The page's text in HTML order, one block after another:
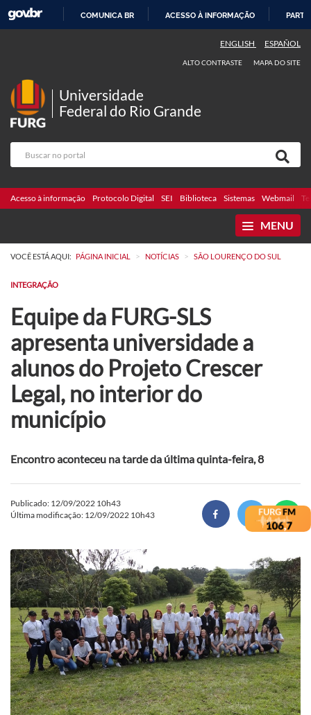
COMUNICA BR ACESSO À INFORMAÇÃO
ENGLISH ESPAÑOL
ALTO CONTRASTE MAPA DO SITE
Universidade
Federal do Rio Grande
Acesso à informação Protocolo Digital SEI Biblioteca Sistemas Webmail
MENU
VOCÊ ESTÁ AQUI: PÁGINA INICIAL > NOTÍCIAS > SÃO LOURENÇO DO SUL
INTEGRAÇÃO
Equipe da FURG-SLS
apresenta universidade a
alunos do Projeto Crescer
Legal, no interior do
município
Encontro aconteceu na tarde da última quinta-feira, 8
Publicado: 12/09/2022 10h43
Última modificação: 12/09/2022 10h43